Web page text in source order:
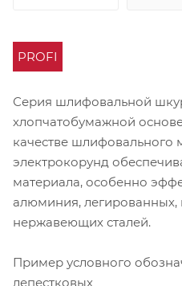
PROFI
Серия шлифовальной
хлопчатобумажной
качестве шлифовального
электрокорунд
материала, особенно
алюминия, легированных,
нержавеющих сталей.
Пример условного
лепестковых